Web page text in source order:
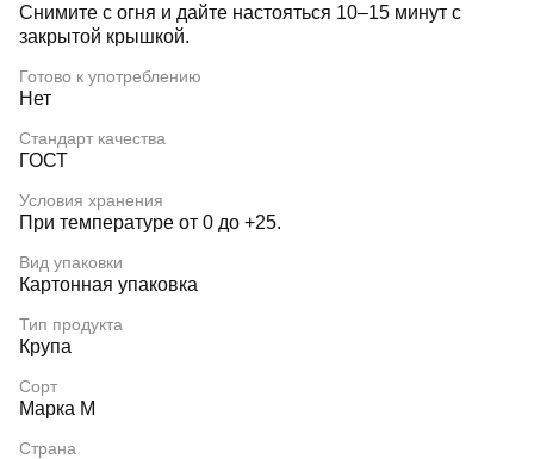
Снимите с огня и дайте настояться 10–15 минут с
закрытой крышкой.
Готово к употреблению
Нет
Стандарт качества
ГОСТ
Условия хранения
При температуре от 0 до +25.
Вид упаковки
Картонная упаковка
Тип продукта
Крупа
Сорт
Марка М
Страна